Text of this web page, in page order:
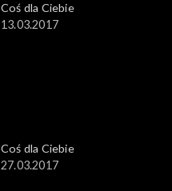
Coś dla Ciebie
13.03.2017
Coś dla Ciebie
27.03.2017